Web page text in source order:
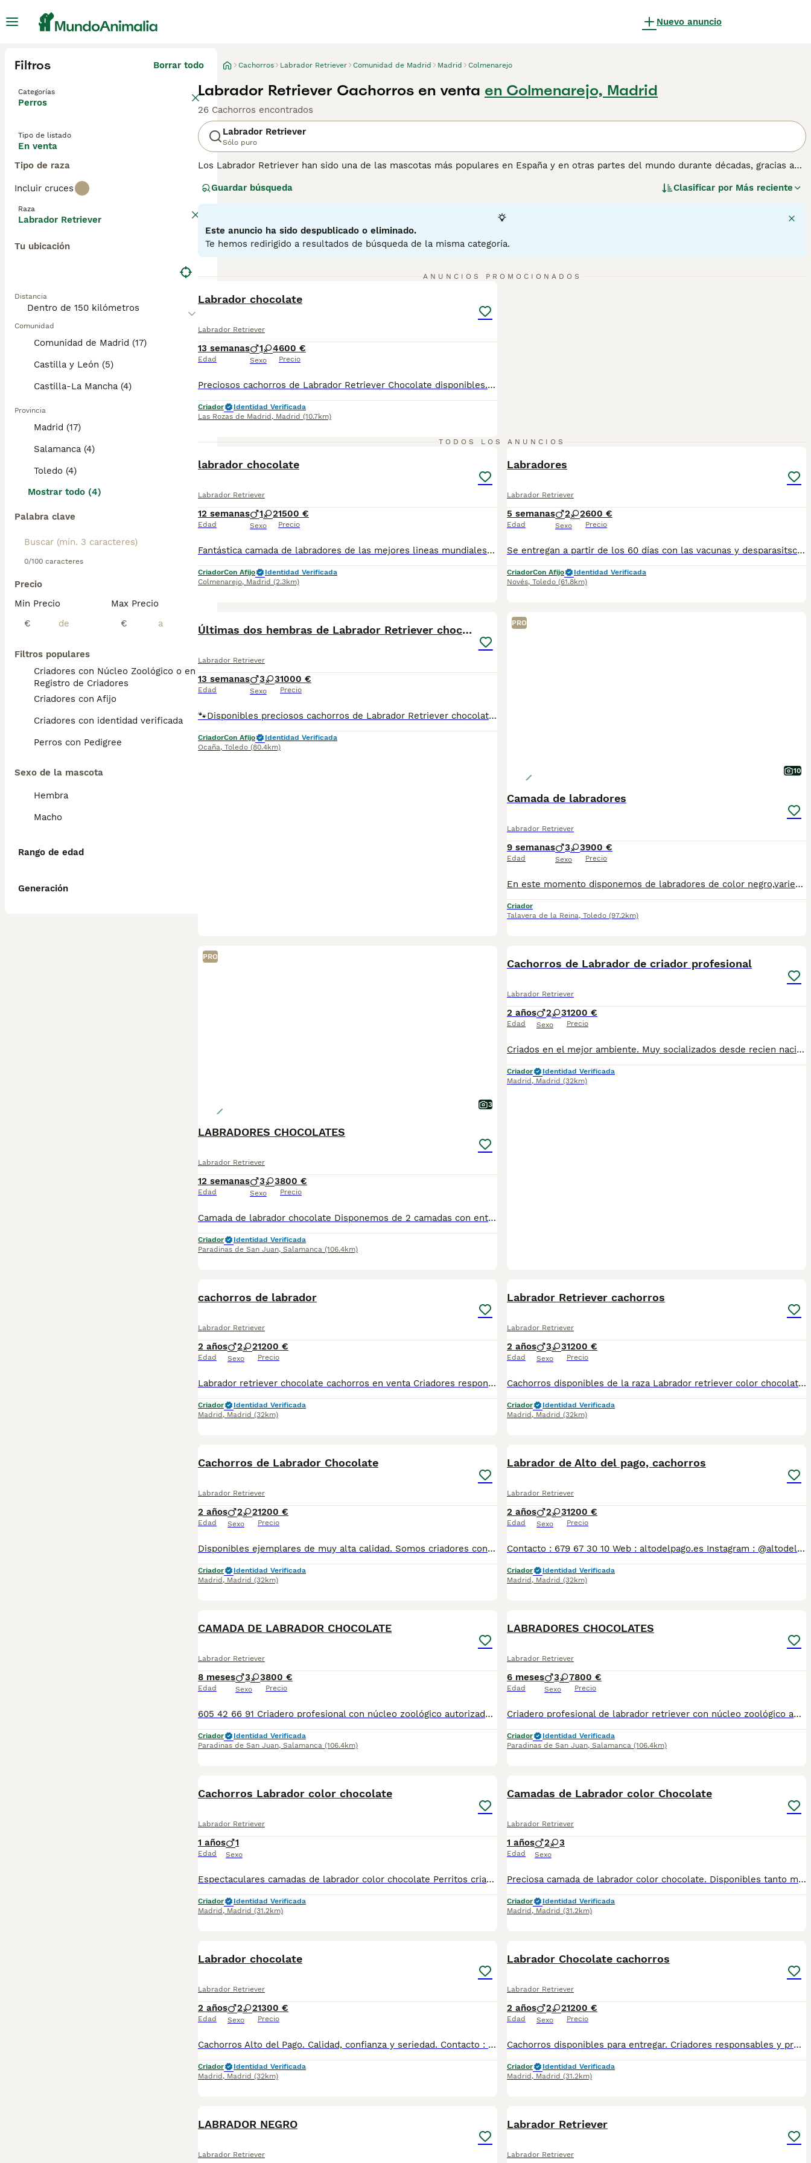
Nuevo anuncio
Filtros Borrar todo
Categorías
Perros
Tipo de listado
En venta
Tipo de raza
Incluir cruces
Raza
Labrador Retriever
Tu ubicación
Distancia
Comunidad
Comunidad de Madrid (17)
Castilla y León (5)
Castilla-La Mancha (4)
Provincia
Madrid (17)
Salamanca (4)
Toledo (4)
Mostrar todo (4)
Palabra clave
0/100 caracteres
Precio
Min Precio
€
Max Precio
€
Filtros populares
Criadores con Núcleo Zoológico o en el
Registro de Criadores
Criadores con Afijo
Criadores con identidad verificada
Perros con Pedigree
Sexo de la mascota
Hembra
Macho
Rango de edad
Generación
Cachorros Labrador Retriever Comunidad de Madrid Madrid Colmenarejo
Labrador Retriever Cachorros en venta en Colmenarejo, Madrid
26 Cachorros encontrados
Labrador Retriever
Sólo puro
Los Labrador Retriever han sido una de las mascotas más populares en España y en otras partes del mundo durante décadas, gracias a
lo que los hace altamente entrenables. Siendo tan inteligentes, los Labrador Retriever prosperan tanto en un entorno doméstico como
Lee nuestra página de consejos de compra de Labrador Retriever
Guardar búsqueda Clasificar por Más reciente
Este anuncio ha sido despublicado o eliminado.
Te hemos redirigido a resultados de búsqueda de la misma categoría.
ANUNCIOS PROMOCIONADOS
Labrador chocolate
Labrador Retriever
13 semanas
Edad
1 4
Sexo
600 €
Precio
Preciosos cachorros de Labrador Retriever Chocolate disponibles. Una de las razas más queridas por su carácter noble, inteligente y cariñoso. Son perros muy familiares, sociables y fáciles de educar, ideales tanto para familias con niños como para personas activas. Destacan por su precioso pelaje color chocolate, su excelente temperamento y su gran capacidad de adaptación a diferentes entornos. Los cachorros se entregan vacunados y desparasitados según su edad, con cartilla veterinaria, revisión veterinaria y todas las garantías sanitarias correspondientes. Criados con los mejores cuidados y una correcta socialización para favorecer su bienestar y desarrollo. Disponemos de fotos y vídeos de los cachorros y de los progenitores. Se realizan envíos a toda España. Para más información, fotos y vídeos, contacta sin compromiso.
Criador
Identidad Verificada
Las Rozas de Madrid , Madrid (10.7km)
TODOS LOS ANUNCIOS
labrador chocolate
Labrador Retriever
12 semanas
Edad
1 2
Sexo
1500 €
Precio
Fantástica camada de labradores de las mejores lineas mundiales , libres de las enfermedades genéticas del labrador y de displasia de caderas y codos, caracter 10 , estos cachorros son la envidia de la gente , te pararan todo el tiempo para disfrutarlos , camada de campeones con un caracter que enamora
CriadorCon Afijo
Identidad Verificada
Colmenarejo, Madrid (2.3km)
Labradores
Labrador Retriever
5 semanas
Edad
2 2
Sexo
600 €
Precio
Se entregan a partir de los 60 días con las vacunas y desparasitsciones correspondiente a su edad No dudes en preguntarme al 698979889 o al 615820501
CriadorCon Afijo
Identidad Verificada
Novés, Toledo (61.8km)
Últimas dos hembras de Labrador Retriever chocolat
Labrador Retriever
13 semanas
Edad
3 3
Sexo
1000 €
Precio
🐾Disponibles preciosos cachorros de Labrador Retriever chocolate. Criados con cariño y cuidados desde el primer día, en un entorno familiar, homologado y con total seguridad veterinaria. Se entregan con; ✅Tarjeta sanitaria oficial. ✅ Desparasitados. ✅ Con dos vacunas ✅Contrato Criados en un entorno familiar, sanos y sociables. Perfectos como compañeros leales, inteligentes у juguetones. 📍Entrega en mano, con todas las garantías de salud. Asesoramiento y seguimiento post-entrega. ☺️ Cria familiar, controlada y en casa. Pueden venir a visitarnos, y ver los cachorros con los dos padres. ¡Reserva ya tu cachorro y llévate un amigo para toda la vida! 🐶 Puedes encontrarme: 📸Instagram : @Labradores_MiralSanto. 📲WhatsApp o tlfn: 678 429 009 (Enrique) para más información y reserva. No estoy a favor de importaciones de cachorros del Este. Los cachorros son criados totalmente por nosotros, junto a sus padres y con pocas camadas al año.
CriadorCon Afijo
Identidad Verificada
Ocaña, Toledo (80.4km)
PRO
10
Camada de labradores
Labrador Retriever
9 semanas
Edad
3 3
Sexo
900 €
Precio
En este momento disponemos de labradores de color negro,variedad trabajo, afijos registrado en Europa " Labradores de Dehesa Rodeo". Origen del pedigrí disponible para información personalmente al interesado siendo inmejorable su genética. Se entregan a partir de los dos meses vacunados con cartilla y pasaporte. Facilitamos el transporte a cualquier punto de España
Criador
Talavera de la Reina, Toledo (97.2km)
PRO
3
LABRADORES CHOCOLATES
Labrador Retriever
12 semanas
Edad
3 3
Sexo
800 €
Precio
Camada de labrador chocolate Disponemos de 2 camadas con entrega en el mes de julio. Todas las entregas las realizamos con: - Microchip - Pasaporte - Vacunas - Desparasitaciones - Contrato - Garantías Para más información por Whatsap o nuestras redes: 605 42 66 91 o @rincondorado2024
Criador
Identidad Verificada
Paradinas de San Juan, Salamanca (106.4km)
Cachorros de Labrador de criador profesional
Labrador Retriever
2 años
Edad
2 3
Sexo
1200 €
Precio
Criados en el mejor ambiente. Muy socializados desde recien nacidos Con todo en regla. Se entregan con todo el protocolo sanitario al día, cartilla, vacunas pertinentes a la edad, desparasitaciones internas y externas, contrato y garantías. Puede conocernos en altodelpago.es o en instagram @altodelpago Tlf y whastapp 679 67 30 10 Instalaciones en plena naturaleza. visitanos cualquier dia del año
Criador
Identidad Verificada
Madrid , Madrid (32km)
cachorros de labrador
Labrador Retriever
2 años
Edad
2 2
Sexo
1200 €
Precio
Labrador retriever chocolate cachorros en venta Criadores responsables de la raza Criados en el mejor ambiente natural. 12000 m2 en plena naturaleza. altodelpago.es @altodelpago tlf 679 67 30 10 Contacta con nosotros para obtener una información más detallada y saber disponibilidad de nuestros ejemplares. pedimos seriedad
Criador
Identidad Verificada
Madrid , Madrid (32km)
Labrador Retriever cachorros
Labrador Retriever
2 años
Edad
3 3
Sexo
1200 €
Precio
Cachorros disponibles de la raza Labrador retriever color chocolate Criadores responsables y profesionales. Exigimos seriedad. Posibilidad de ver a los ejemplares en su lugar de nacimiento junto con sus padres. Se entregan con toda su documentación en regla. tlf 679 67 30 10 preferimos una llamada teléfonica para resolver dudas, pero podeis conocernos en altodelpago.es intagram@altodelpago
Criador
Identidad Verificada
Madrid , Madrid (32km)
Cachorros de Labrador Chocolate
Labrador Retriever
2 años
Edad
2 2
Sexo
1200 €
Precio
Disponibles ejemplares de muy alta calidad. Somos criadores con muchos años de experiencia en la raza, responsables y entregamos nuestros ejemplares con toda su documentación en regla Pedimos seriedad Contacto : 679 67 30 10 Web : altodelpago.es Instagram : @altodelpago
Criador
Identidad Verificada
Madrid , Madrid (32km)
Labrador de Alto del pago, cachorros
Labrador Retriever
2 años
Edad
2 3
Sexo
1200 €
Precio
Contacto : 679 67 30 10 Web : altodelpago.es Instagram : @altodelpago Criados en ambiente familiar, en plena naturaleza. Se entregan con toda su documentación y cartilla. Posibilidad de visitarnos cualquier dia del año. Pedimos seriedad y responsabilidad.
Criador
Identidad Verificada
Madrid , Madrid (32km)
CAMADA DE LABRADOR CHOCOLATE
Labrador Retriever
8 meses
Edad
3 3
Sexo
800 €
Precio
605 42 66 91 Criadero profesional con núcleo zoológico autorizado y más de 12 años de experiencia. Disponemos de una camada de labrador chocolate para reservar con entrega en Enero. Se entregan a partir de 60 días con cartilla de vacunación y desparasitación, pasaporte, chip y revisión veterinaria. Padres libres de displasia de caderas y codos con LOE. Posibilidad de ver a los padres.Entregas en península y baleares. Más información por whatsapp: 605 42 66 91. Núcleo Zoológico: ES372320000072
Criador
Identidad Verificada
Paradinas de San Juan, Salamanca (106.4km)
LABRADORES CHOCOLATES
Labrador Retriever
6 meses
Edad
3 7
Sexo
800 €
Precio
Criadero profesional de labrador retriever con núcleo zoológico autorizado y licencia de actividad. Disponemos de una camada que acaba de nacer. Padres libres de displasia con pedigree LOE. Se entregan: - a partir de 60 días - cartilla de vacunación - desparasitación - Revisión veterinaria - Pasaporte - Microchip - Garantías víricas. - Garantías genéticas. Entregas en península. Más información por whatsapp: 605 42 66 91. Instagram: @ricondorado2024
Criador
Identidad Verificada
Paradinas de San Juan, Salamanca (106.4km)
Cachorros Labrador color chocolate
Labrador Retriever
1 años
Edad
1
Sexo
Espectaculares camadas de labrador color chocolate Perritos criados de forma ética, nacional y en un ambiente familiar. Los cachorritos se entregan a partir de las 8 semanas, y con sus vacunas correspondientes, desparasitados interna y externamente y garantías por escrito. Posibilidad de entrega en toda España mediante transporte propio preparado para mascotas, climatizado y con chofer privado. Agréganos al whatsapp o llámanos, y encantados atenderemos todas tus dudas y consultas. Teléfono / What app: 641 92 23 90 Precios a partir de 500€
Criador
Identidad Verificada
Madrid , Madrid (31.2km)
Camadas de Labrador color Chocolate
Labrador Retriever
1 años
Edad
2 3
Sexo
Preciosa camada de labrador color chocolate. Disponibles tanto machos como hembras. Camadas están bajo supervisión veterinaria desde su nacimiento hasta que son entregadas a su nueva familia. Criados por un equipo de profesionales y mejores personas que, con años de experiencia a sus espaldas, cuidan a los animales por vocación, aplicando una cría ética y responsable para que cada cachorro se desarrolle con la mejor salud y con un buen temperamento. Puedes contactarme Precios a partir de 1000€
Criador
Identidad Verificada
Madrid , Madrid (31.2km)
Labrador chocolate
Labrador Retriever
2 años
Edad
2 2
Sexo
1300 €
Precio
Cachorros Alto del Pago. Calidad, confianza y seriedad. Contacto : 679 67 30 10 Web : altodelpago.es Instagram : @altodelpago
Criador
Identidad Verificada
Madrid , Madrid (32km)
Labrador Chocolate cachorros
Labrador Retriever
2 años
Edad
2 2
Sexo
1200 €
Precio
Cachorros disponibles para entregar. Criadores responsables y profesionales. Desconfía de precios económicos , compraventas y demás . En nuestro criadero puedes ver a los ejemplares con sus padres y conocer dónde y cómo los criamos. Es muy importante . WEB altodelpago.es Tlf 679 67 30 10
Criador
Identidad Verificada
Madrid , Madrid (31.2km)
LABRADOR NEGRO
Labrador Retriever
Labrador Retriever
Labrador Retriever